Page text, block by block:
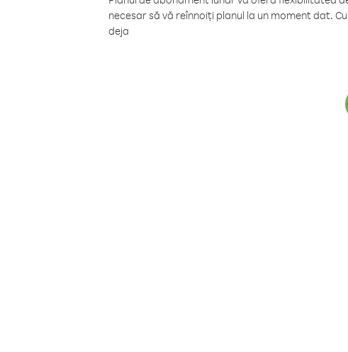
necesar să vă reînnoiți planul la un moment dat.
deja